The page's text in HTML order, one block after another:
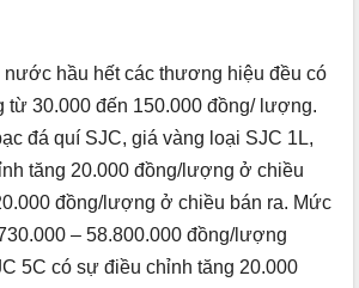
hầu hết các thương hiệu đều có
từ 30.000 đến 150.000 đồng/ lượng.
đá quí SJC, giá vàng loại SJC 1L,
tăng 20.000 đồng/lượng ở chiều
đồng/lượng ở chiều bán ra. Mức
– 58.800.000 đồng/lượng
5C có sự điều chỉnh tăng 20.000